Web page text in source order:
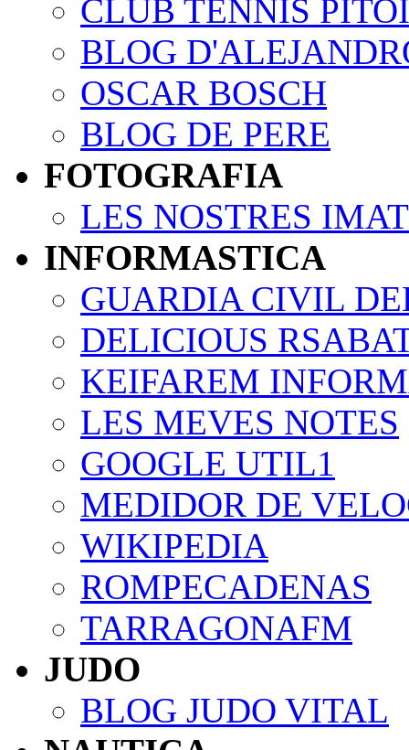
CLUB TENNIS PITOI
BLOG
OSCAR BOSCH
BLOG DE PERE
FOTOGRAFIA
LES NOSTRES
INFORMASTICA
GUARDIA CIVIL
DELICIOUS
KEIFAREM
LES MEVES NOTES
GOOGLE UTIL1
MEDIDOR DE
WIKIPEDIA
ROMPECADENAS
TARRAGONAFM
JUDO
BLOG JUDO VITAL